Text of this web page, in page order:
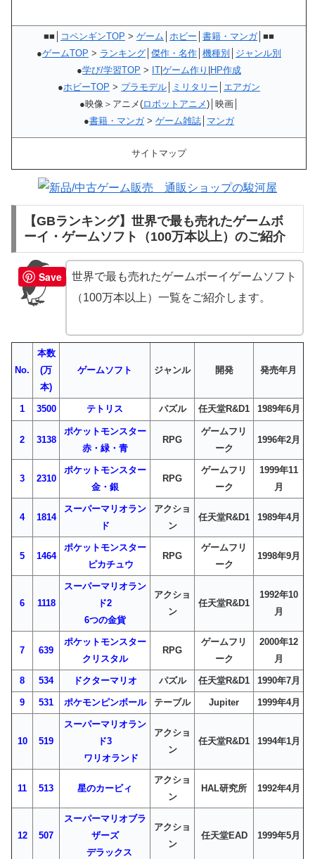
■■│ コペンギンTOP > ゲーム ホビー 書籍・マンガ│■■
●ゲームTOP > ランキング 傑作・名作 機種別
ジャンル別
●学び/学習TOP > IT ゲーム作り HP作成
●ホビーTOP > プラモデル ミリタリー
エアガン
●映像＞アニメ(ロボットアニメ)│映画│
●書籍・マンガ> ゲーム雑誌 マンガ
サイトマップ
【GBランキング】世界で最も売れたゲームボ
ーイ・ゲームソフト（100万本以上）のご紹介
世界で最も売れたゲームボーイゲームソフト
（100万本以上）一覧をご紹介します。
No.
本数
(万
本)
ゲームソフト ジャンル 開発 発売年月
1 3500 テトリス パズル 任天堂R&D1 1989年6月
2 3138
ポケットモンスター
赤・緑・青
RPG
ゲームフリ
ーク
1996年2月
3 2310
ポケットモンスター
金・銀
RPG
ゲームフリ
ーク
1999年11
月
4 1814
スーパーマリオラン
ド
アクショ
ン
任天堂R&D1 1989年4月
5 1464
ポケットモンスター
ピカチュウ
RPG
ゲームフリ
ーク
1998年9月
6 1118
スーパーマリオラン
ド2
6つの金貨
アクショ
ン
任天堂R&D1
1992年10
月
7 639
ポケットモンスター
クリスタル
RPG
ゲームフリ
ーク
2000年12
月
8 534 ドクターマリオ パズル 任天堂R&D1 1990年7月
9 531 ポケモンピンボール テーブル Jupiter 1999年4月
10 519
スーパーマリオラン
ド3
ワリオランド
アクショ
ン
任天堂R&D1 1994年1月
11 513 星のカービィ
アクショ
ン
HAL研究所 1992年4月
12 507
スーパーマリオブラ
ザーズ
デラックス
アクショ
ン
任天堂EAD 1999年5月
Save